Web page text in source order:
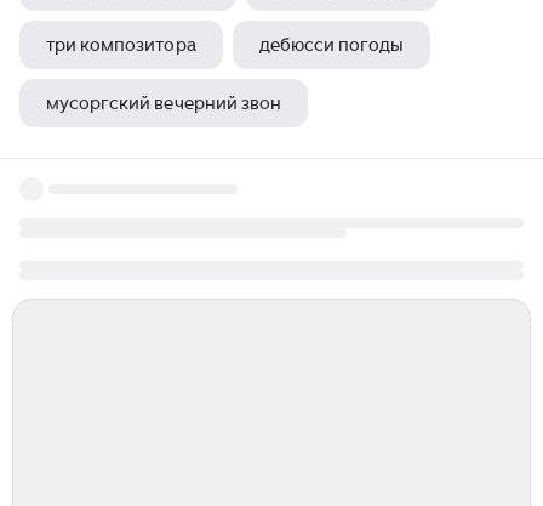
три композитора дебюсси погоды
мусоргский вечерний звон